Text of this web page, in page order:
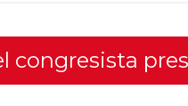
congresista